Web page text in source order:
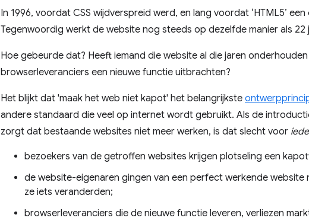
In 1996, voordat CSS wijdverspreid werd, en lang voordat ‘HTML5’
Tegenwoordig werkt de website nog steeds op dezelfde manier als 22
Hoe gebeurde dat? Heeft iemand die website al die jaren
browserleveranciers een nieuwe functie uitbrachten?
Het blijkt dat 'maak het web niet kapot' het belangrijkste
andere standaard die veel op internet wordt gebruikt. Als de
zorgt dat bestaande websites niet meer werken, is dat slecht voor
bezoekers van de getroffen websites krijgen plotseling een
de website-eigenaren gingen van een perfect werkende
ze iets veranderden;
browserleveranciers die de nieuwe functie leveren, verliezen